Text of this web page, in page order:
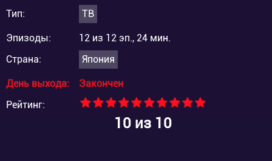
Тип: ТВ
Эпизоды:
12 из 12 эп., 24 мин.
Страна:
Япония
День выхода:
Закончен
Рейтинг:
10из 10